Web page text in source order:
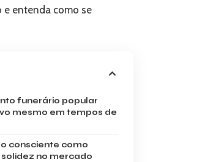
entenda como se
funerário popular
mesmo em tempos de
consciente como
no mercado